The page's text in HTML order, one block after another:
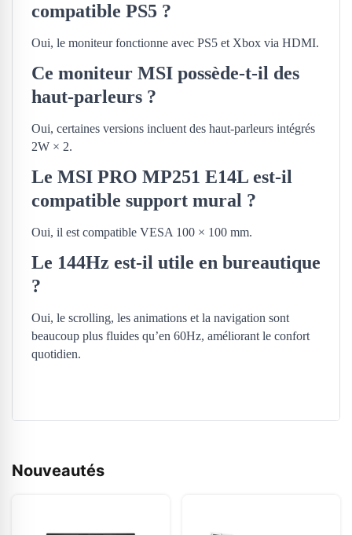
compatible PS5 ?
Oui, le moniteur fonctionne avec PS5 et Xbox via HDMI.
Ce moniteur MSI possède-t-il des
haut-parleurs ?
Oui, certaines versions incluent des haut-parleurs intégrés
2W × 2.
Le MSI PRO MP251 E14L est-il
compatible support mural ?
Oui, il est compatible VESA 100 × 100 mm.
Le 144Hz est-il utile en bureautique
?
Oui, le scrolling, les animations et la navigation sont
beaucoup plus fluides qu’en 60Hz, améliorant le confort
quotidien.
Nouveautés